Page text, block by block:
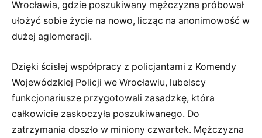
Wrocławia, gdzie poszukiwany mężczyzna próbował
ułożyć sobie życie na nowo, licząc na anonimowość w
dużej aglomeracji.
Dzięki ścisłej współpracy z policjantami z Komendy
Wojewódzkiej Policji we Wrocławiu, lubelscy
funkcjonariusze przygotowali zasadzkę, która
całkowicie zaskoczyła poszukiwanego. Do
zatrzymania doszło w miniony czwartek. Mężczyzna